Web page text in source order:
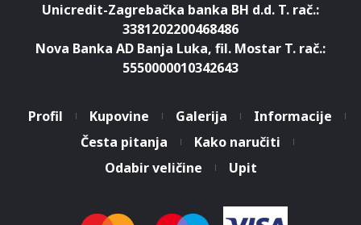
Unicredit-Zagrebačka banka BH d.d. T. rač.:
3381202200468486
Nova Banka AD Banja Luka, fil. Mostar T. rač.:
5550000010342643
Profil Kupovine Galerija
Informacije
Česta pitanja
Kako naručiti
Odabir veličine
Upit